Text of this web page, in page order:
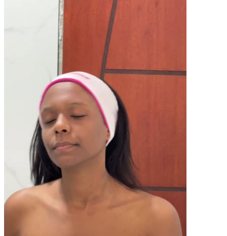
Pacotes UGC
Você recebe o arquivo para usar em qualquer canal.
30 segundos
por pedido